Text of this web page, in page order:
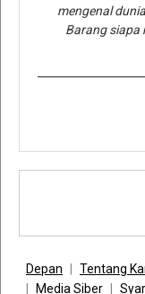
mengenal
Barang siapa
Depan Tentang
Media Siber